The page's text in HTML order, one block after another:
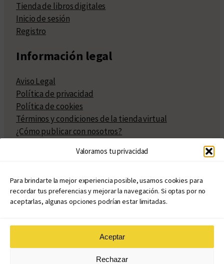
Valoramos tu privacidad
Para brindarte la mejor experiencia posible, usamos cookies para
recordar tus preferencias y mejorar la navegación. Si optas por no
aceptarlas, algunas opciones podrían estar limitadas.
Aceptar
Rechazar
Tienda de libros digitales
Inicio de sesión
Registro
Información legal
Aviso Legal
Política de privacidad
Política de cookies
Términos y condiciones de la tienda virtual
¿Cómo publicar con nosotros?
Políticas de publicación
Políticas de coedición
Atribuciones